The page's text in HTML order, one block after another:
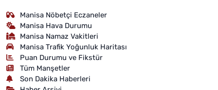
Manisa Nöbetçi Eczaneler
Manisa Hava Durumu
Manisa Namaz Vakitleri
Manisa Trafik Yoğunluk Haritası
Puan Durumu ve Fikstür
Tüm Manşetler
Son Dakika Haberleri